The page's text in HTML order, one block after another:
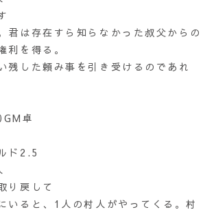
君は存在すら知らなかった叔父からの
利を得る。
残した頼み事を引き受けるのであれ
卓
ド2.5
り戻して
いると、1人の村人がやってくる。村